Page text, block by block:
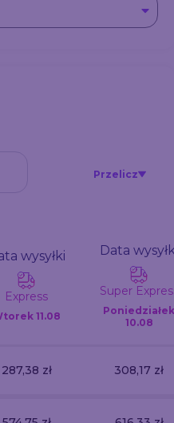
Przelicz
wysyłki
Express
11.08
Data
Super
Poniedziałek
10.08
287,38 zł 308,17 zł